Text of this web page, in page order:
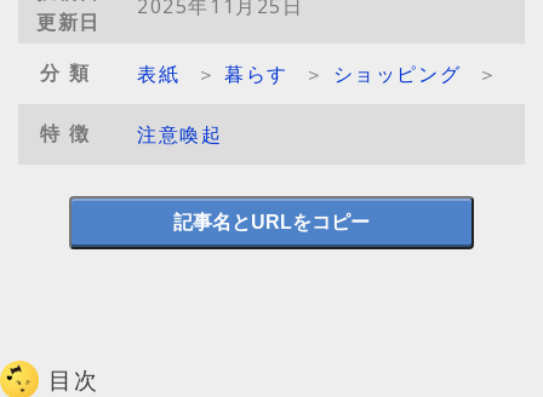
更新日
2025年11月25日
分類 表紙 ＞ 暮らす ＞ ショッピング ＞
特徴 注意喚起
記事名とURLをコピー
目次